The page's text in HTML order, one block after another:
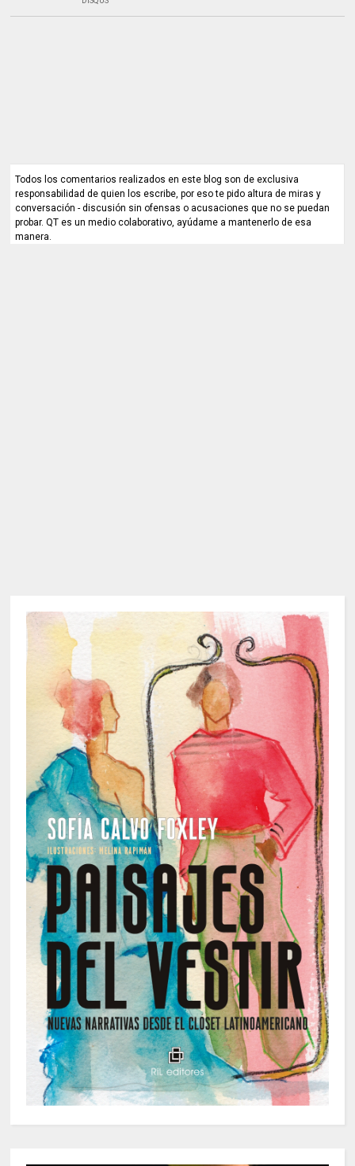
Todos los comentarios realizados en este blog son de exclusiva
responsabilidad de quien los escribe, por eso te pido altura de miras y
conversación - discusión sin ofensas o acusaciones que no se puedan
probar. QT es un medio colaborativo, ayúdame a mantenerlo de esa
manera.